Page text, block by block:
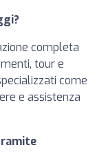
completa
tour e
come
e assistenza